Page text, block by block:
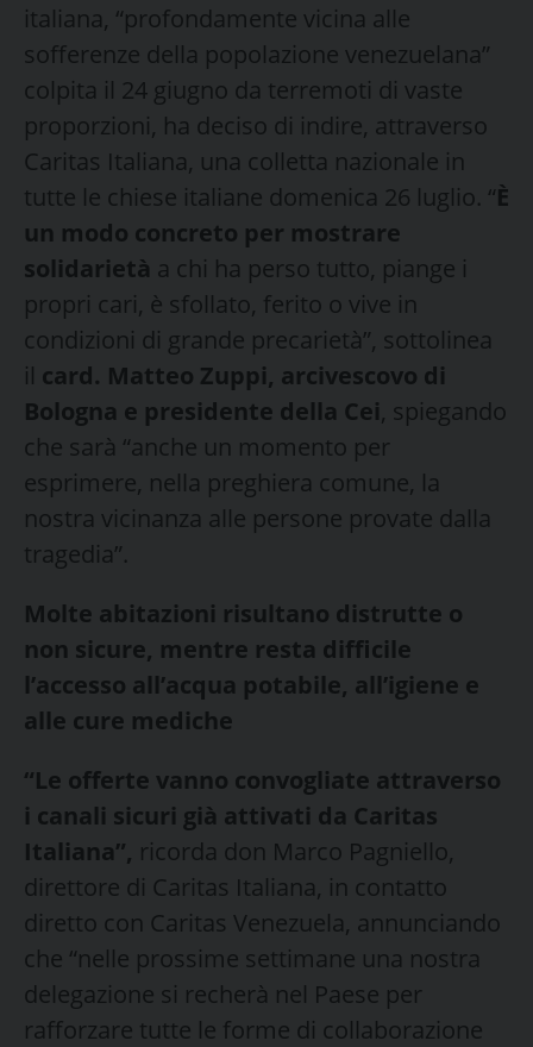
italiana, “profondamente vicina alle
sofferenze della popolazione venezuelana”
colpita il 24 giugno da terremoti di vaste
proporzioni, ha deciso di indire, attraverso
Caritas Italiana, una colletta nazionale in
tutte le chiese italiane domenica 26 luglio. “È
un modo concreto per mostrare
solidarietà a chi ha perso tutto, piange i
propri cari, è sfollato, ferito o vive in
condizioni di grande precarietà”, sottolinea
il card. Matteo Zuppi, arcivescovo di
Bologna e presidente della Cei, spiegando
che sarà “anche un momento per
esprimere, nella preghiera comune, la
nostra vicinanza alle persone provate dalla
tragedia”.
Molte abitazioni risultano distrutte o
non sicure, mentre resta difficile
l’accesso all’acqua potabile, all’igiene e
alle cure mediche
“Le offerte vanno convogliate attraverso
i canali sicuri già attivati da Caritas
Italiana”, ricorda don Marco Pagniello,
direttore di Caritas Italiana, in contatto
diretto con Caritas Venezuela, annunciando
che “nelle prossime settimane una nostra
delegazione si recherà nel Paese per
rafforzare tutte le forme di collaborazione